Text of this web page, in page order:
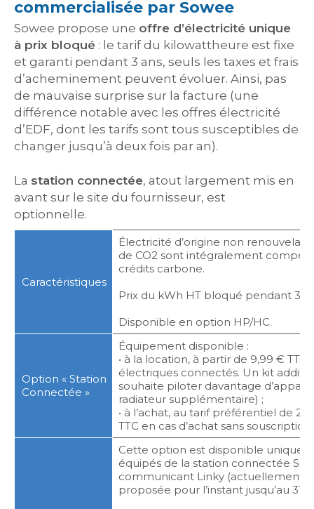
commercialisée par Sowee
Sowee propose une offre d’électricité unique
à prix bloqué : le tarif du kilowattheure est fixe
et garanti pendant 3 ans, seuls les taxes et frais
d’acheminement peuvent évoluer. Ainsi, pas
de mauvaise surprise sur la facture (une
différence notable avec les offres électricité
d’EDF, dont les tarifs sont tous susceptibles de
changer jusqu’à deux fois par an).
La station connectée, atout largement mis en
avant sur le site du fournisseur, est
optionnelle.
Caractéristiques
Électricité d’origine non
de CO2 sont intégralement
crédits carbone.
Prix du kWh HT bloqué pendant 3
Disponible en option HP/HC.
Option « Station
Connectée »
Équipement disponible :
• à la location, à partir de 9,99 €
électriques connectés. Un kit
souhaite piloter davantage
radiateur supplémentaire) ;
• à l’achat, au tarif préférentiel de
TTC en cas d’achat sans
Cette option est disponible
équipés de la station connectée
communicant Linky (actuellement
proposée pour l’instant jusqu’au 31